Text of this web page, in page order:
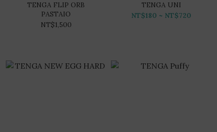
TENGA FLIP ORB
PASTAIO
NT$1,500
TENGA UNI
NT$180 ~ NT$720